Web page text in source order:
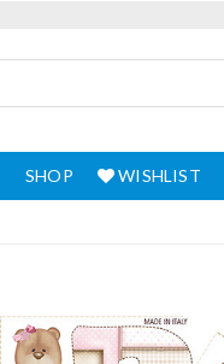
SHOP WISHLIST